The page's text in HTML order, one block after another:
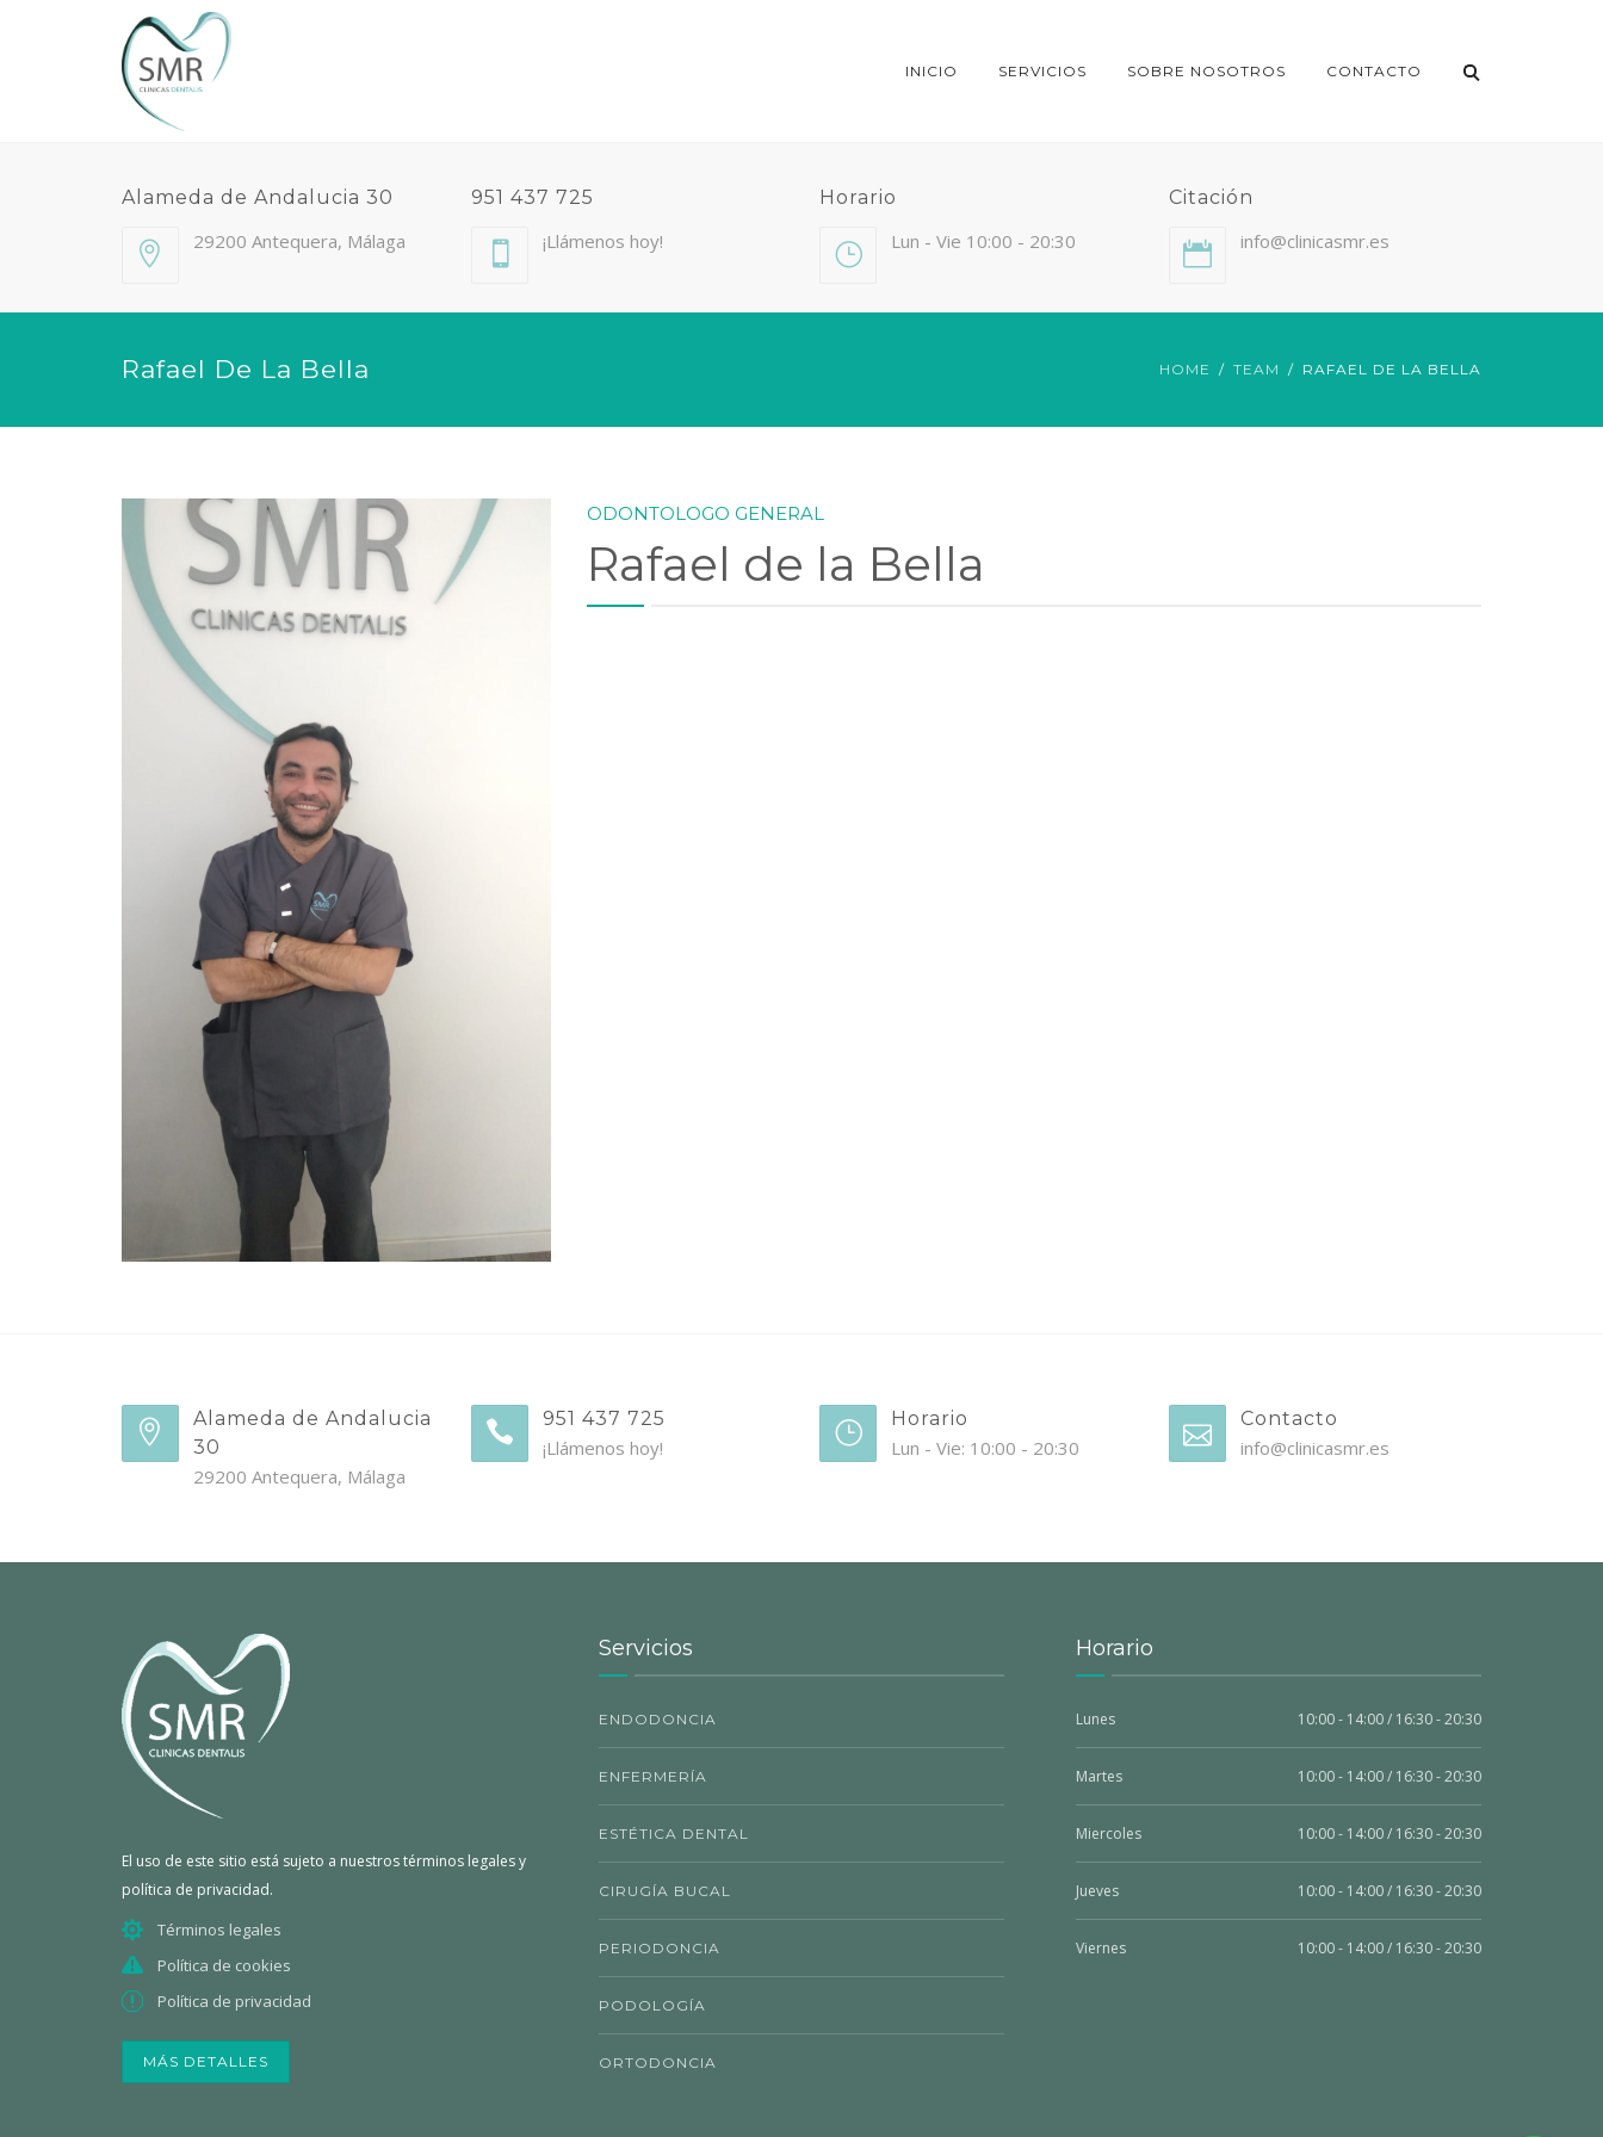
INICIO SERVICIOS SOBRE NOSOTROS CONTACTO
Alameda de Andalucia 30
29200 Antequera, Málaga
951 437 725
¡Llámenos hoy!
Horario
Lun - Vie 10:00 - 20:30
Citación
info@clinicasmr.es
Rafael De La Bella HOME TEAM RAFAEL DE LA BELLA
ODONTOLOGO GENERAL
Rafael de la Bella
Alameda de Andalucia
30
29200 Antequera, Málaga
951 437 725
¡Llámenos hoy!
Horario
Lun - Vie: 10:00 - 20:30
Contacto
info@clinicasmr.es
El uso de este sitio está sujeto a nuestros términos legales y
política de privacidad.
Términos legales
Política de cookies
Política de privacidad
MÁS DETALLES
Servicios
ENDODONCIA
ENFERMERÍA
ESTÉTICA DENTAL
CIRUGÍA BUCAL
PERIODONCIA
PODOLOGÍA
ORTODONCIA
Horario
Lunes 10:00 - 14:00 / 16:30 - 20:30
Martes 10:00 - 14:00 / 16:30 - 20:30
Miercoles 10:00 - 14:00 / 16:30 - 20:30
Jueves 10:00 - 14:00 / 16:30 - 20:30
Viernes 10:00 - 14:00 / 16:30 - 20:30